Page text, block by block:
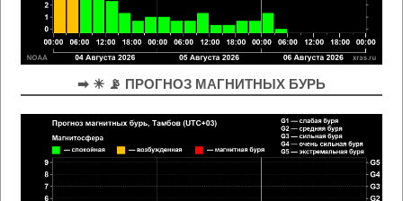
➡ ☀ 📡 ПРОГНОЗ МАГНИТНЫХ БУРЬ